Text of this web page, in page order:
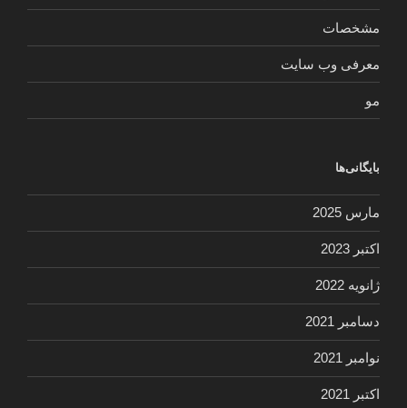
مشخصات
معرفی وب سایت
مو
بایگانی‌ها
مارس 2025
اکتبر 2023
ژانویه 2022
دسامبر 2021
نوامبر 2021
اکتبر 2021